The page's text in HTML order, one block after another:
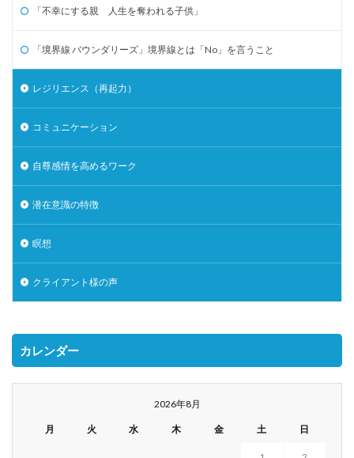
「不幸にする親 人生を奪われる子供」
「境界線 バウンダリーズ」境界線とは「No」を言うこと
レジリエンス（再起力）
コミュニケーション
自尊感情を高めるワーク
潜在意識の特徴
瞑想
クライアント様の声
カレンダー
2026年8月
月 火 水 木 金 土 日